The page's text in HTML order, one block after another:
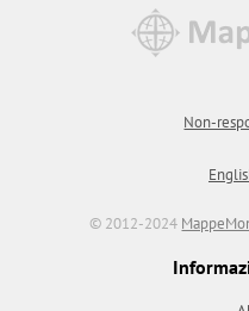
Non-
© 2012-2024